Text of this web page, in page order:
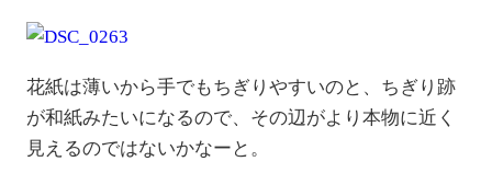
花紙は薄いから手でもちぎりやすいのと、ちぎり跡
が和紙みたいになるので、その辺がより本物に近く
見えるのではないかなーと。